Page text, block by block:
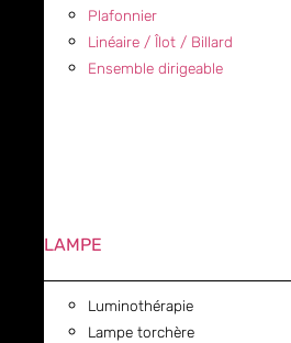
Plafonnier
Linéaire / Îlot / Billard
Ensemble dirigeable
LAMPE
Luminothérapie
Lampe torchère